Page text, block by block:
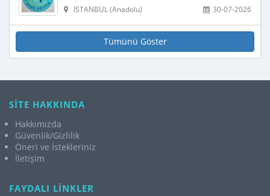
30-07-2026
İSTANBUL (Anadolu)
Tümünü Göster
SİTE HAKKINDA
Hakkımızda
Güvenlik/Gizlilik
Öneri ve İstekleriniz
İletişim
FAYDALI LİNKLER